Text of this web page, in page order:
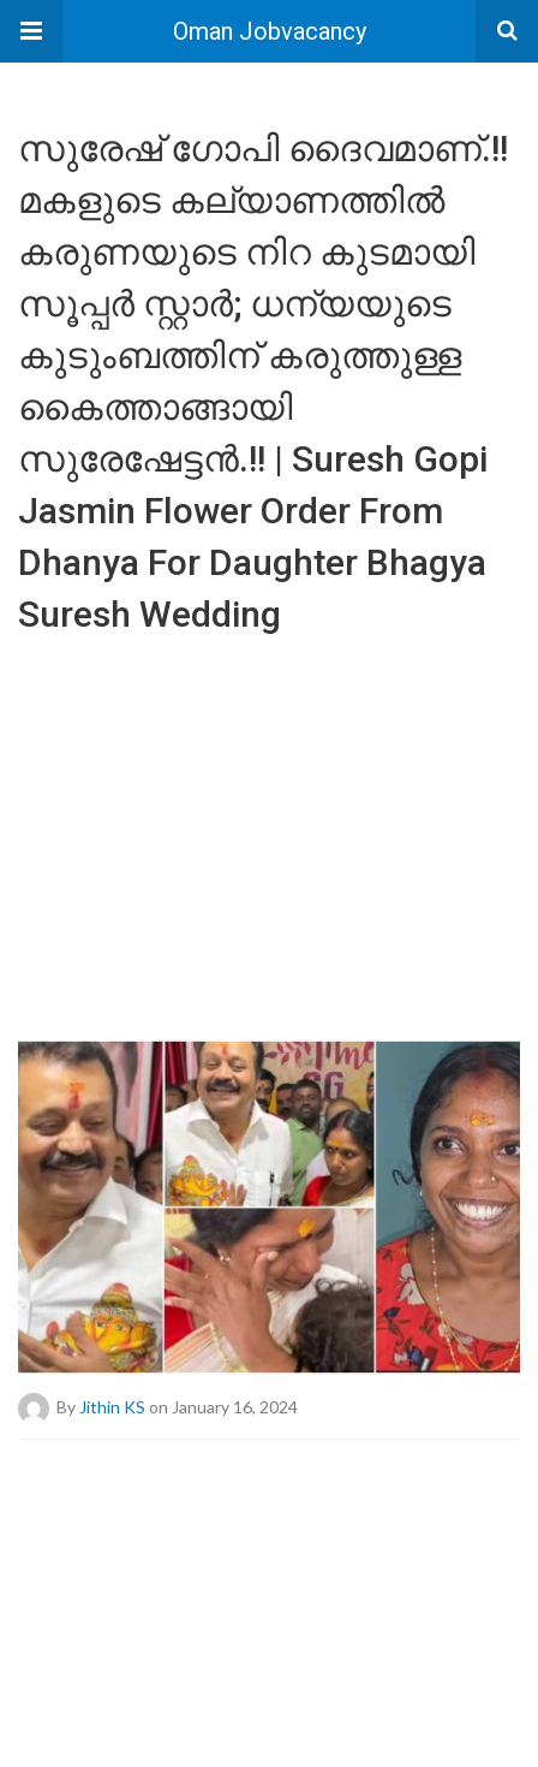
Oman Jobvacancy
സുരേഷ് ഗോപി ദൈവമാണ്.!!
മകളുടെ കല്യാണത്തിൽ
കരുണയുടെ നിറ കുടമായി
സൂപ്പർ സ്റ്റാർ; ധന്യയുടെ
കുടുംബത്തിന് കരുത്തുള്ള
കൈത്താങ്ങായി
സുരേഷേട്ടൻ.!! | Suresh Gopi
Jasmin Flower Order From
Dhanya For Daughter Bhagya
Suresh Wedding
By Jithin KS on January 16, 2024